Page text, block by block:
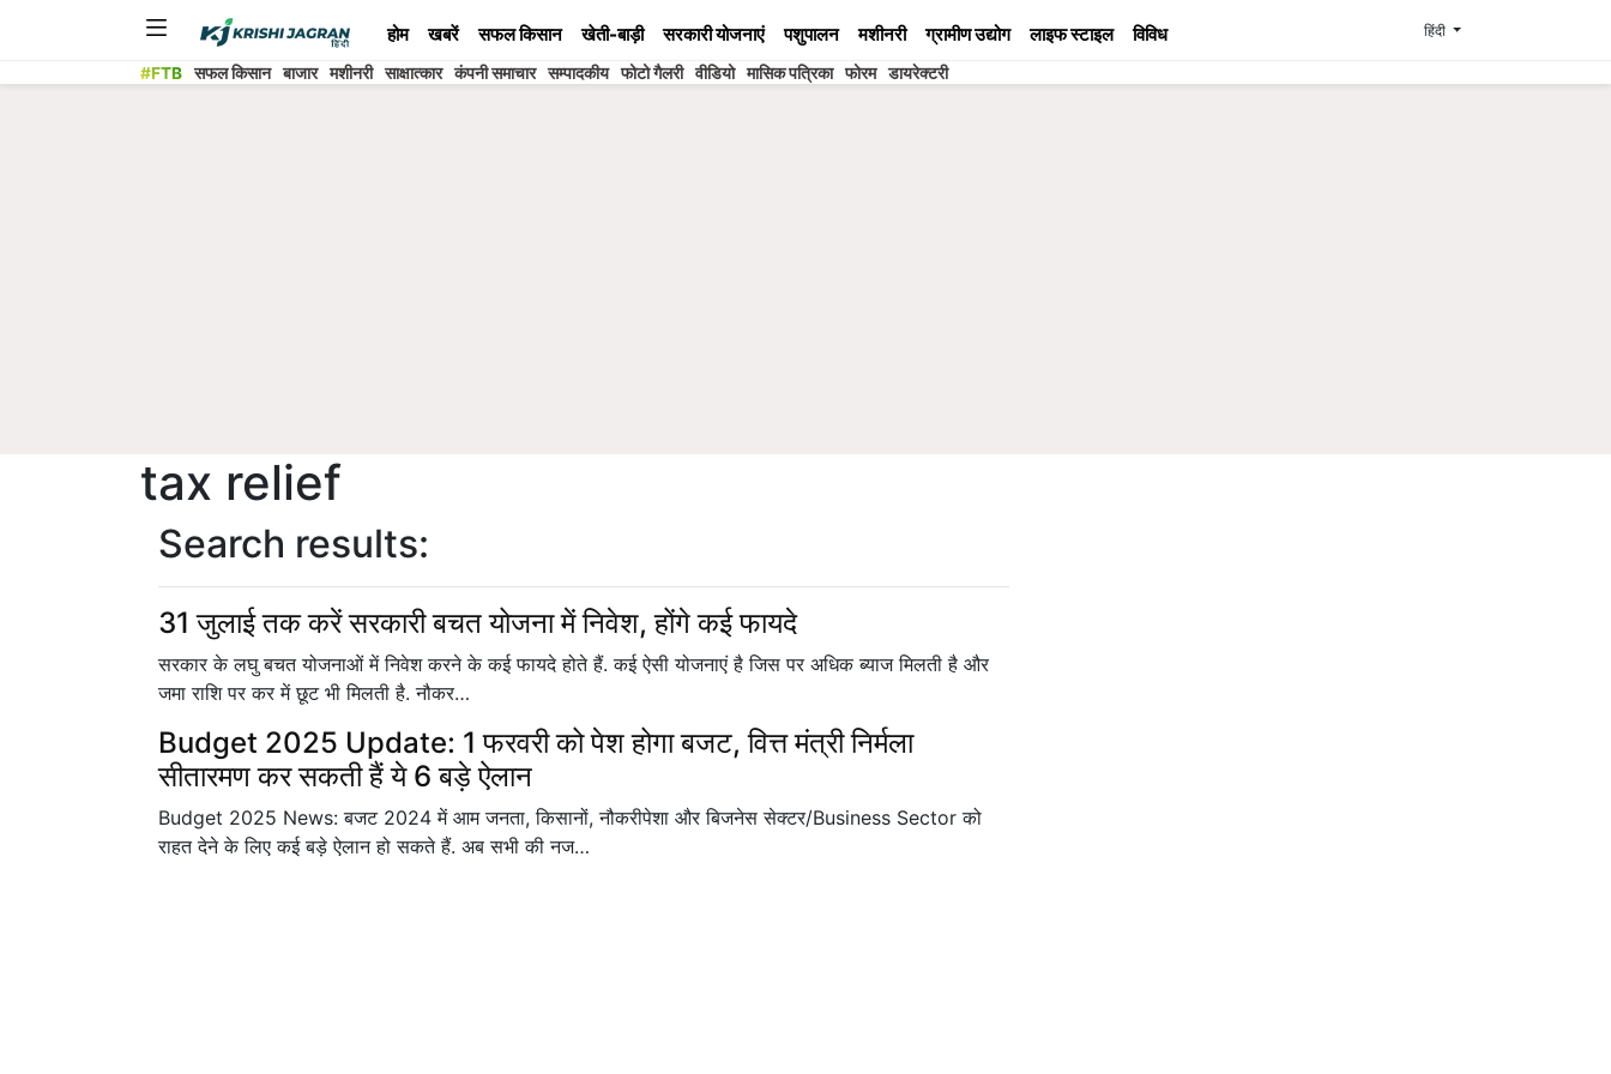
होम खबरें सफल किसान खेती-बाड़ी सरकारी योजनाएं पशुपालन मशीनरी ग्रामीण उद्योग लाइफ स्टाइल विविध हिंदी
#FTB सफल किसान बाजार मशीनरी साक्षात्कार कंपनी समाचार सम्पादकीय फोटो गैलरी वीडियो मासिक पत्रिका फोरम डायरेक्टरी
tax relief
Search results:
31 जुलाई तक करें सरकारी बचत योजना में निवेश, होंगे कई फायदे
सरकार के लघु बचत योजनाओं में निवेश करने के कई फायदे होते हैं. कई ऐसी योजनाएं है जिस पर अधिक ब्याज मिलती है और
जमा राशि पर कर में छूट भी मिलती है. नौकर…
Budget 2025 Update: 1 फरवरी को पेश होगा बजट, वित्त मंत्री निर्मला
सीतारमण कर सकती हैं ये 6 बड़े ऐलान
Budget 2025 News: बजट 2024 में आम जनता, किसानों, नौकरीपेशा और बिजनेस सेक्टर/Business Sector को
राहत देने के लिए कई बड़े ऐलान हो सकते हैं. अब सभी की नज…